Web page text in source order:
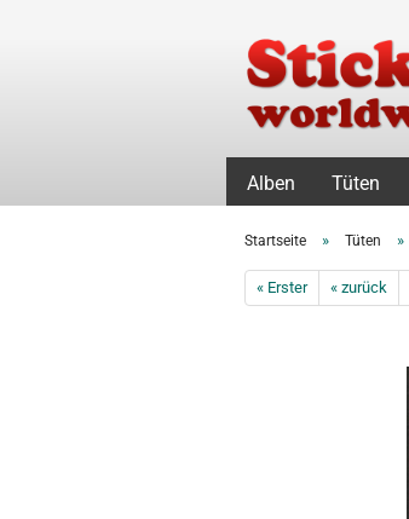
Alben Tüten
Startseite » Tüten »
« Erster « zurück